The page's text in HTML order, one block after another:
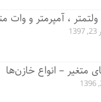
، آمپرمتر و وات
متغیر – انواع خازن‌ها